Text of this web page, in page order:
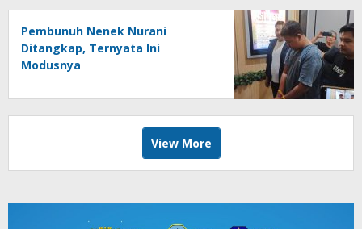
Pembunuh Nenek Nurani
Ditangkap, Ternyata Ini
Modusnya
View More